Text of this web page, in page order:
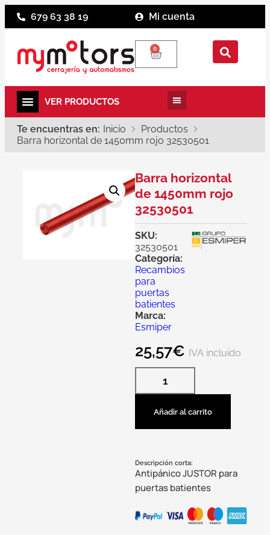
679 63 38 19 Mi cuenta
0
Te encuentras en: Inicio
Productos
Barra horizontal de 1450mm rojo 32530501
Barra horizontal
de 1450mm rojo
32530501
SKU:
32530501
Categoría:
Recambios
para
puertas
batientes
Marca:
Esmiper
25,57€ IVA incluido
Añadir al carrito
Descripción corta:
Antipánico JUSTOR para
puertas batientes